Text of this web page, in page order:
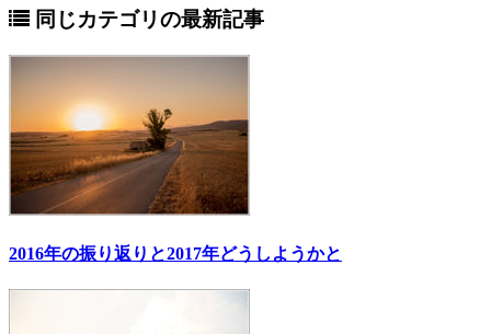
同じカテゴリの最新記事
2016年の振り返りと2017年どうしようかと